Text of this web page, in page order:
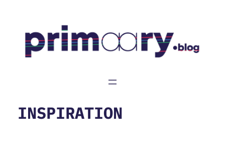
contenu
INSPIRATION